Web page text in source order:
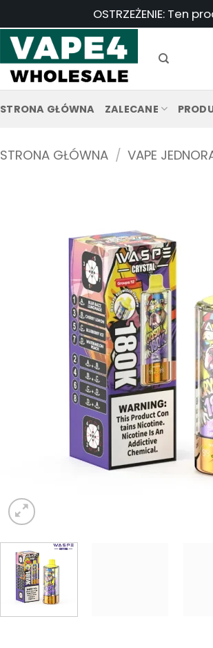
OSTRZEŻENIE:
STRONA GŁÓWNA ZALECANE
STRONA GŁÓWNA / VAPE